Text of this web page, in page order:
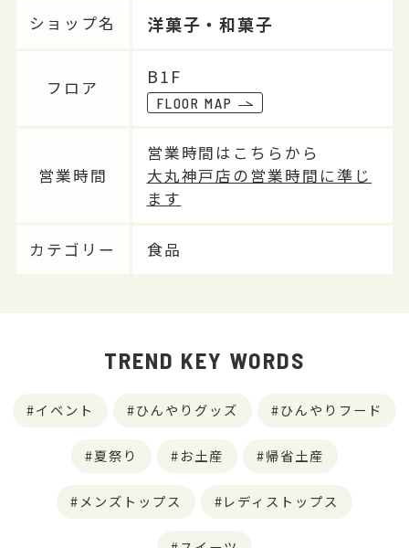
ショップ名 洋菓子・和菓子
フロア
B1F
FLOOR MAP
営業時間
営業時間はこちらから
大丸神戸店の営業時間に準じ
ます
カテゴリー 食品
TREND KEY WORDS
イベント ひんやりグッズ ひんやりフード
夏祭り お土産 帰省土産
メンズトップス レディストップス